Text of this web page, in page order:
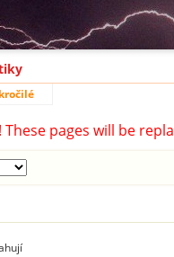
pages will be